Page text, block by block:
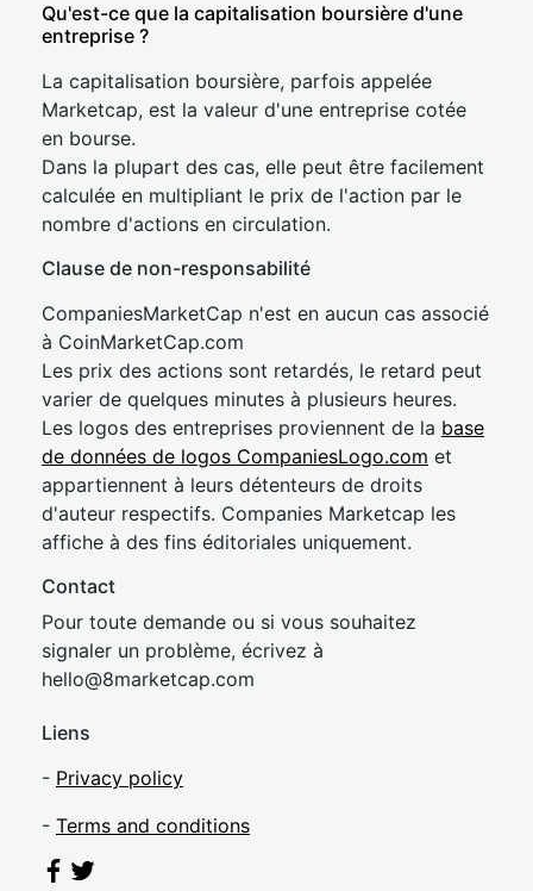
Qu'est-ce que la capitalisation boursière d'une
entreprise ?
La capitalisation boursière, parfois appelée
Marketcap, est la valeur d'une entreprise cotée
en bourse.
Dans la plupart des cas, elle peut être facilement
calculée en multipliant le prix de l'action par le
nombre d'actions en circulation.
Clause de non-responsabilité
CompaniesMarketCap n'est en aucun cas associé
à CoinMarketCap.com
Les prix des actions sont retardés, le retard peut
varier de quelques minutes à plusieurs heures.
Les logos des entreprises proviennent de la base
de données de logos CompaniesLogo.com et
appartiennent à leurs détenteurs de droits
d'auteur respectifs. Companies Marketcap les
affiche à des fins éditoriales uniquement.
Contact
Pour toute demande ou si vous souhaitez
signaler un problème, écrivez à
hello@8marketcap.com
Liens
- Privacy policy
- Terms and conditions